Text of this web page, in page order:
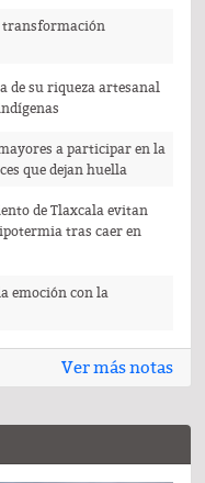
transformación
de su riqueza artesanal
a participar en la
que dejan huella
de Tlaxcala evitan
tras caer en
emoción con la
Ver más notas